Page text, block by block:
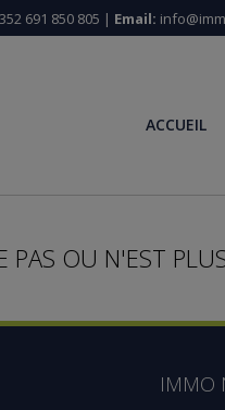
691 850 805 | Email:
ACCUEIL
OU N'EST
IMMO